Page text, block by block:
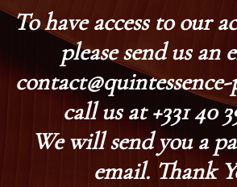
To have access to our
please send us an
call us at +331 40
We will send you a
email. Thank